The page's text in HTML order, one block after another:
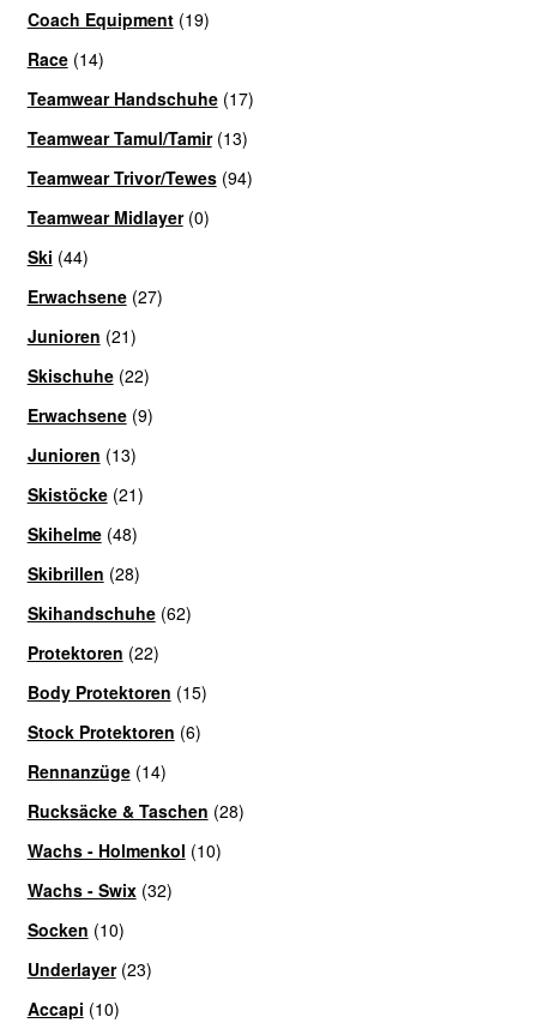
Coach Equipment (19)
Race (14)
Teamwear Handschuhe (17)
Teamwear Tamul/Tamir (13)
Teamwear Trivor/Tewes (94)
Teamwear Midlayer (0)
Ski (44)
Erwachsene (27)
Junioren (21)
Skischuhe (22)
Erwachsene (9)
Junioren (13)
Skistöcke (21)
Skihelme (48)
Skibrillen (28)
Skihandschuhe (62)
Protektoren (22)
Body Protektoren (15)
Stock Protektoren (6)
Rennanzüge (14)
Rucksäcke & Taschen (28)
Wachs - Holmenkol (10)
Wachs - Swix (32)
Socken (10)
Underlayer (23)
Accapi (10)